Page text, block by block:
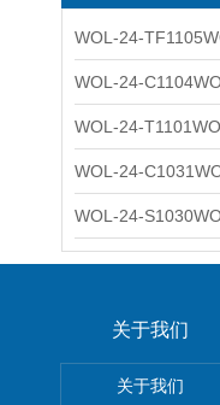
关于我们
关于我们